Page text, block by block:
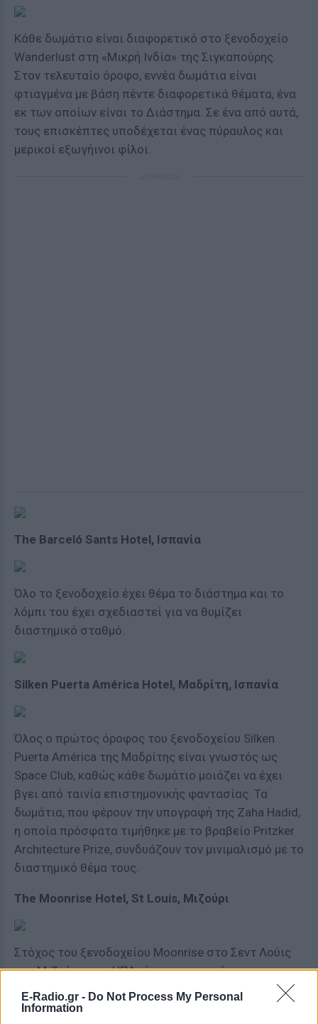
E-Radio.gr - Do Not Process My Personal
Information
Κάθε δωμάτιο είναι διαφορετικό στο ξενοδοχείο
Wanderlust στη «Μικρή Ινδία» της Σιγκαπούρης.
Στον τελευταίο όροφο, εννέα δωμάτια είναι
φτιαγμένα με βάση πέντε διαφορετικά θέματα, ένα
εκ των οποίων είναι το Διάστημα. Σε ένα από αυτά,
τους επισκέπτες υποδέχεται ένας πύραυλος και
μερικοί εξωγήινοι φίλοι.
The Barceló Sants Hotel, Ισπανία
Όλο το ξενοδοχείο έχει θέμα το διάστημα και το
λόμπι του έχει σχεδιαστεί για να θυμίζει
διαστημικό σταθμό.
Silken Puerta América Hotel, Μαδρίτη, Ισπανία
Όλος ο πρώτος όροφος του ξενοδοχείου Silken
Puerta América της Μαδρίτης είναι γνωστός ως
Space Club, καθώς κάθε δωμάτιο μοιάζει να έχει
βγει από ταινία επιστημονικής φαντασίας. Τα
δωμάτια, που φέρουν την υπογραφή της Zaha Hadid,
η οποία πρόσφατα τιμήθηκε με το βραβείο Pritzker
Architecture Prize, συνδυάζουν τον μινιμαλισμό με το
διαστημικό θέμα τους.
The Moonrise Hotel, St Louis, Μιζούρι
Στόχος του ξενοδοχείου Moonrise στο Σεντ Λούις
του Μιζούρι στις ΗΠΑ είναι να μεταφέρει τους
επισκέπτες σε ένα ταξίδι στον χώρο και τον χρόνο
με μια «απαλή προσγείωση στην ικανοποίηση». Το